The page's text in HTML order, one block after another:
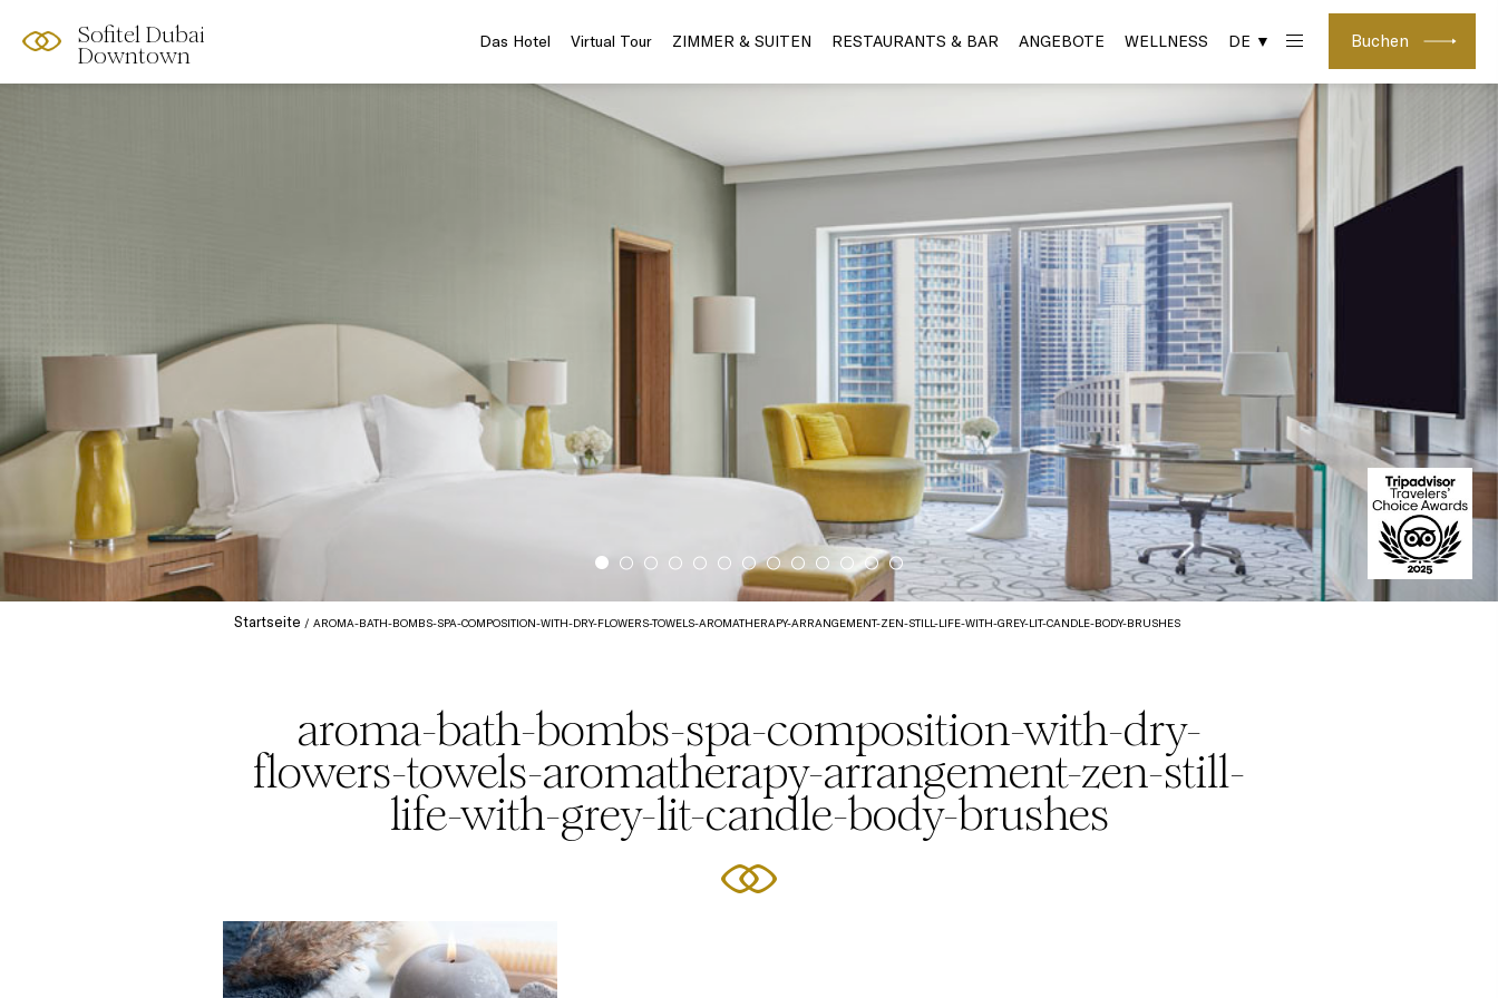
Sofitel Dubai
Downtown
Buchen
Das Hotel Virtual Tour ZIMMER & SUITEN RESTAURANTS & BAR ANGEBOTE WELLNESS DE ▼
Startseite AROMA-BATH-BOMBS-SPA-COMPOSITION-WITH-DRY-FLOWERS-TOWELS-AROMATHERAPY-ARRANGEMENT-ZEN-STILL-LIFE-WITH-GREY-LIT-CANDLE-BODY-BRUSHES
aroma-bath-bombs-spa-composition-with-dry-
flowers-towels-aromatherapy-arrangement-zen-still-
life-with-grey-lit-candle-body-brushes